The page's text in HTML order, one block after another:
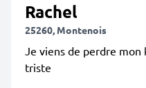
Rachel
25260, Montenois
Je viens de perdre mon
triste